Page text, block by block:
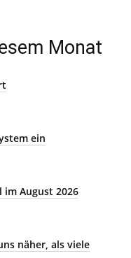
Monat
ein
im August 2026
näher, als viele